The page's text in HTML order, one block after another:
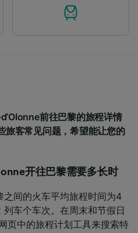
前往巴黎的旅程详情
旅客常见问题，希望能让您的
开往巴黎需要多长时
间的火车平均旅程时间为4
车个车次。在周末和节假日
页中的旅程计划工具来搜索特
on a device.
measurement,